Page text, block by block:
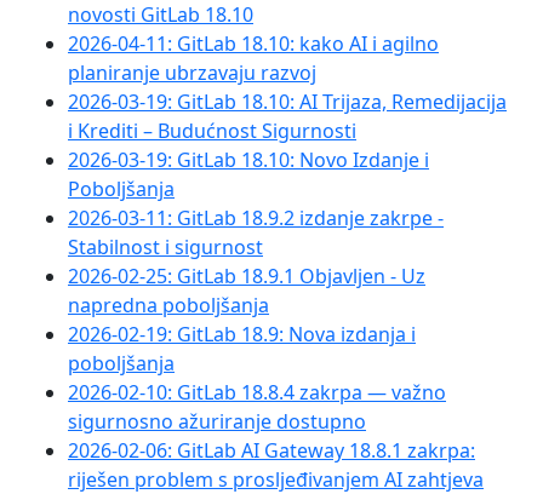
novosti GitLab 18.10
2026-04-11: GitLab 18.10: kako AI i agilno
planiranje ubrzavaju razvoj
2026-03-19: GitLab 18.10: AI Trijaza, Remedijacija
i Krediti – Budućnost Sigurnosti
2026-03-19: GitLab 18.10: Novo Izdanje i
Poboljšanja
2026-03-11: GitLab 18.9.2 izdanje zakrpe -
Stabilnost i sigurnost
2026-02-25: GitLab 18.9.1 Objavljen - Uz
napredna poboljšanja
2026-02-19: GitLab 18.9: Nova izdanja i
poboljšanja
2026-02-10: GitLab 18.8.4 zakrpa — važno
sigurnosno ažuriranje dostupno
2026-02-06: GitLab AI Gateway 18.8.1 zakrpa:
riješen problem s prosljeđivanjem AI zahtjeva